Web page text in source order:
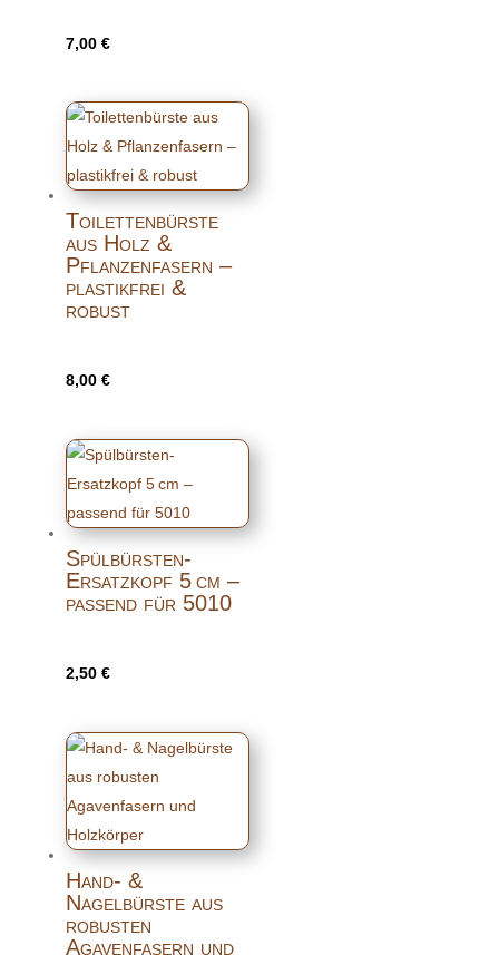
7,00 €
Toilettenbürste
aus Holz &
Pflanzenfasern –
plastikfrei &
robust
8,00 €
Spülbürsten-
Ersatzkopf 5 cm –
passend für 5010
2,50 €
Hand- &
Nagelbürste aus
robusten
Agavenfasern und